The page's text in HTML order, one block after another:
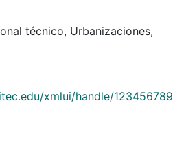
técnico, Urbanizaciones,
xmlui/handle/123456789